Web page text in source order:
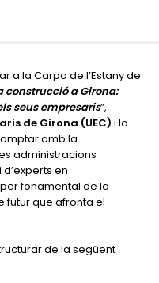
a la Carpa de l’Estany de
construcció a Girona:
seus empresaris”,
de Girona (UEC) i la
amb la
administracions
en
fonamental de la
futur que afronta el
de la següent